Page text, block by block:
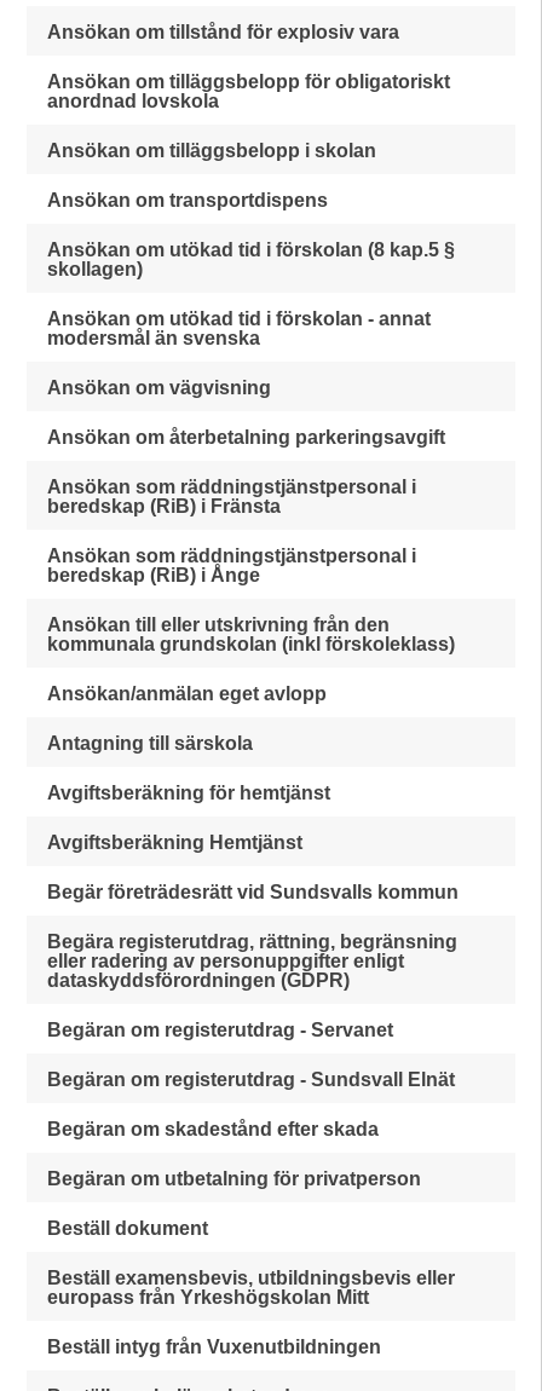
Ansökan om tillstånd för explosiv vara
Ansökan om tilläggsbelopp för obligatoriskt
anordnad lovskola
Ansökan om tilläggsbelopp i skolan
Ansökan om transportdispens
Ansökan om utökad tid i förskolan (8 kap.5 §
skollagen)
Ansökan om utökad tid i förskolan - annat
modersmål än svenska
Ansökan om vägvisning
Ansökan om återbetalning parkeringsavgift
Ansökan som räddningstjänstpersonal i
beredskap (RiB) i Fränsta
Ansökan som räddningstjänstpersonal i
beredskap (RiB) i Ånge
Ansökan till eller utskrivning från den
kommunala grundskolan (inkl förskoleklass)
Ansökan/anmälan eget avlopp
Antagning till särskola
Avgiftsberäkning för hemtjänst
Avgiftsberäkning Hemtjänst
Begär företrädesrätt vid Sundsvalls kommun
Begära registerutdrag, rättning, begränsning
eller radering av personuppgifter enligt
dataskyddsförordningen (GDPR)
Begäran om registerutdrag - Servanet
Begäran om registerutdrag - Sundsvall Elnät
Begäran om skadestånd efter skada
Begäran om utbetalning för privatperson
Beställ dokument
Beställ examensbevis, utbildningsbevis eller
europass från Yrkeshögskolan Mitt
Beställ intyg från Vuxenutbildningen